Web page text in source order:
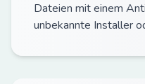
Dateien mit einem
unbekannte Installer